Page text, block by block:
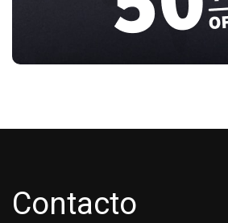
Contacto